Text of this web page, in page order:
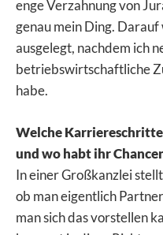
enge Verzahnung von
genau mein Ding.
ausgelegt, nachdem ich
betriebswirtschaftliche
habe.
Welche
und wo habt ihr
In einer Großkanzlei
ob man eigentlich
man sich das vorstellen